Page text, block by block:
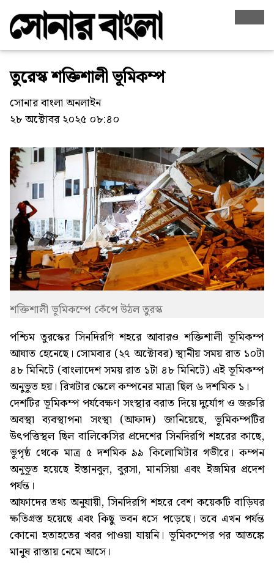
তুরেস্ক শক্তিশালী ভূমিকম্প
সোনার বাংলা অনলাইন
২৮ অক্টোবর ২০২৫ ০৮:৪০
শক্তিশালী ভূমিকম্পে কেঁপে উঠল তুরস্ক
পশ্চিম তুরস্কের সিনদিরগি শহরে আবারও শক্তিশালী ভূমিকম্প
আঘাত হেনেছে। সোমবার (২৭ অক্টোবর) স্থানীয় সময় রাত ১০টা
৪৮ মিনিটে (বাংলাদেশ সময় রাত ১টা ৪৮ মিনিটে) এই ভূমিকম্প
অনুভূত হয়। রিখটার স্কেলে কম্পনের মাত্রা ছিল ৬ দশমিক ১।
দেশটির ভূমিকম্প পর্যবেক্ষণ সংস্থার বরাত দিয়ে দুর্যোগ ও জরুরি
অবস্থা ব্যবস্থাপনা সংস্থা (আফাদ) জানিয়েছে, ভূমিকম্পটির
উৎপত্তিস্থল ছিল বালিকেসির প্রদেশের সিনদিরগি শহরের কাছে,
ভূপৃষ্ঠ থেকে মাত্র ৫ দশমিক ৯৯ কিলোমিটার গভীরে। কম্পন
অনুভূত হয়েছে ইস্তানবুল, বুরসা, মানসিয়া এবং ইজমির প্রদেশ
পর্যন্ত।
আফাদের তথ্য অনুযায়ী, সিনদিরগি শহরে বেশ কয়েকটি বাড়িঘর
ক্ষতিগ্রস্ত হয়েছে এবং কিছু ভবন ধসে পড়েছে। তবে এখন পর্যন্ত
কোনো হতাহতের খবর পাওয়া যায়নি। ভূমিকম্পের পর আতঙ্কে
মানুষ রাস্তায় নেমে আসে।